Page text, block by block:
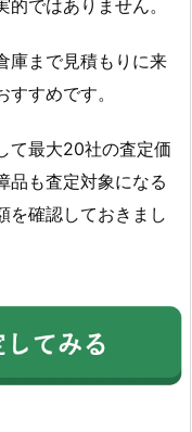
ではありません。
庫まで見積もりに来
すめです。
て最大20社の査定価
品も査定対象になる
を確認しておきまし